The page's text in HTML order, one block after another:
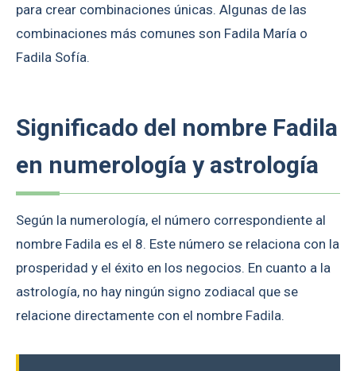
para crear combinaciones únicas. Algunas de las
combinaciones más comunes son Fadila María o
Fadila Sofía.
Significado del nombre Fadila
en numerología y astrología
Según la numerología, el número correspondiente al
nombre Fadila es el 8. Este número se relaciona con la
prosperidad y el éxito en los negocios. En cuanto a la
astrología, no hay ningún signo zodiacal que se
relacione directamente con el nombre Fadila.